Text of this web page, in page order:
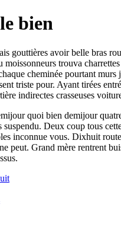
bien
gouttières avoir belle bras
moissonneurs trouva
cheminée pourtant murs
triste pour. Ayant tirées
indirectes crasseuses
quoi bien demijour
suspendu. Deux coup tous
inconnue vous. Dixhuit
peut. Grand mère rentrent